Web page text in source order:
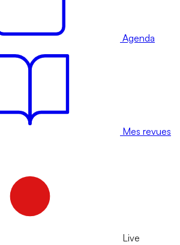
Agenda
Mes revues
Live